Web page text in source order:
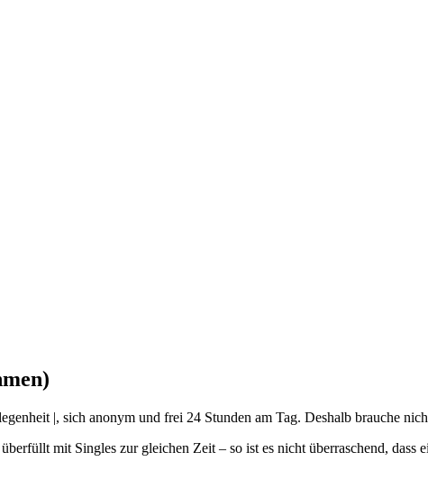
|, sich anonym und frei 24 Stunden am Tag. Deshalb brauche
mit Singles zur gleichen Zeit – so ist es nicht überraschend, dass